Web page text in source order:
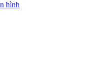
hình